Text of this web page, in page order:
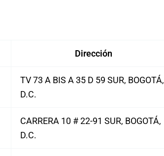
Dirección
TV 73 A BIS A 35 D 59 SUR, BOGOTÁ,
D.C.
CARRERA 10 # 22-91 SUR, BOGOTÁ,
D.C.